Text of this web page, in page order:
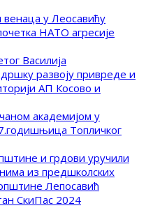
у Леосавићу
НАТО агресије
Василија
развоју привреде и
АП Косово и
академијом у
Топличког
и грдови уручили
из предшколских
Лепосавић
СкиПас 2024